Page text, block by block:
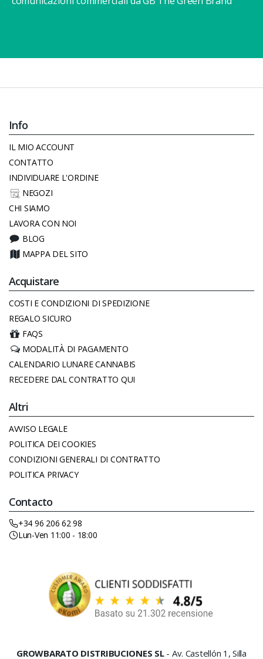
Info
IL MIO ACCOUNT
CONTATTO
INDIVIDUARE L'ORDINE
NEGOZI
CHI SIAMO
LAVORA CON NOI
BLOG
MAPPA DEL SITO
Acquistare
COSTI E CONDIZIONI DI SPEDIZIONE
REGALO SICURO
FAQS
MODALITÀ DI PAGAMENTO
CALENDARIO LUNARE CANNABIS
RECEDERE DAL CONTRATTO QUI
Altri
AVVISO LEGALE
POLITICA DEI COOKIES
CONDIZIONI GENERALI DI CONTRATTO
POLITICA PRIVACY
Contacto
+34 96 206 62 98
Lun-Ven 11:00 - 18:00
GROWBARATO DISTRIBUCIONES SL - Av. Castellón 1, Silla